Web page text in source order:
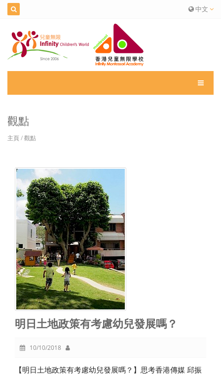
中文
觀點
主頁/觀點
明日土地政策有考慮幼兒發展嗎？
10/10/2018
【明日土地政策有考慮幼兒發展嗎？】思考香港傳媒 邱振